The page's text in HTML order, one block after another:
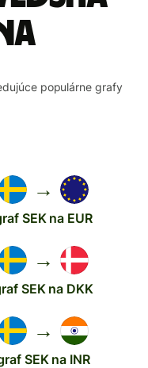
populárne grafy
→
SEK na EUR
→
SEK na DKK
→
SEK na INR